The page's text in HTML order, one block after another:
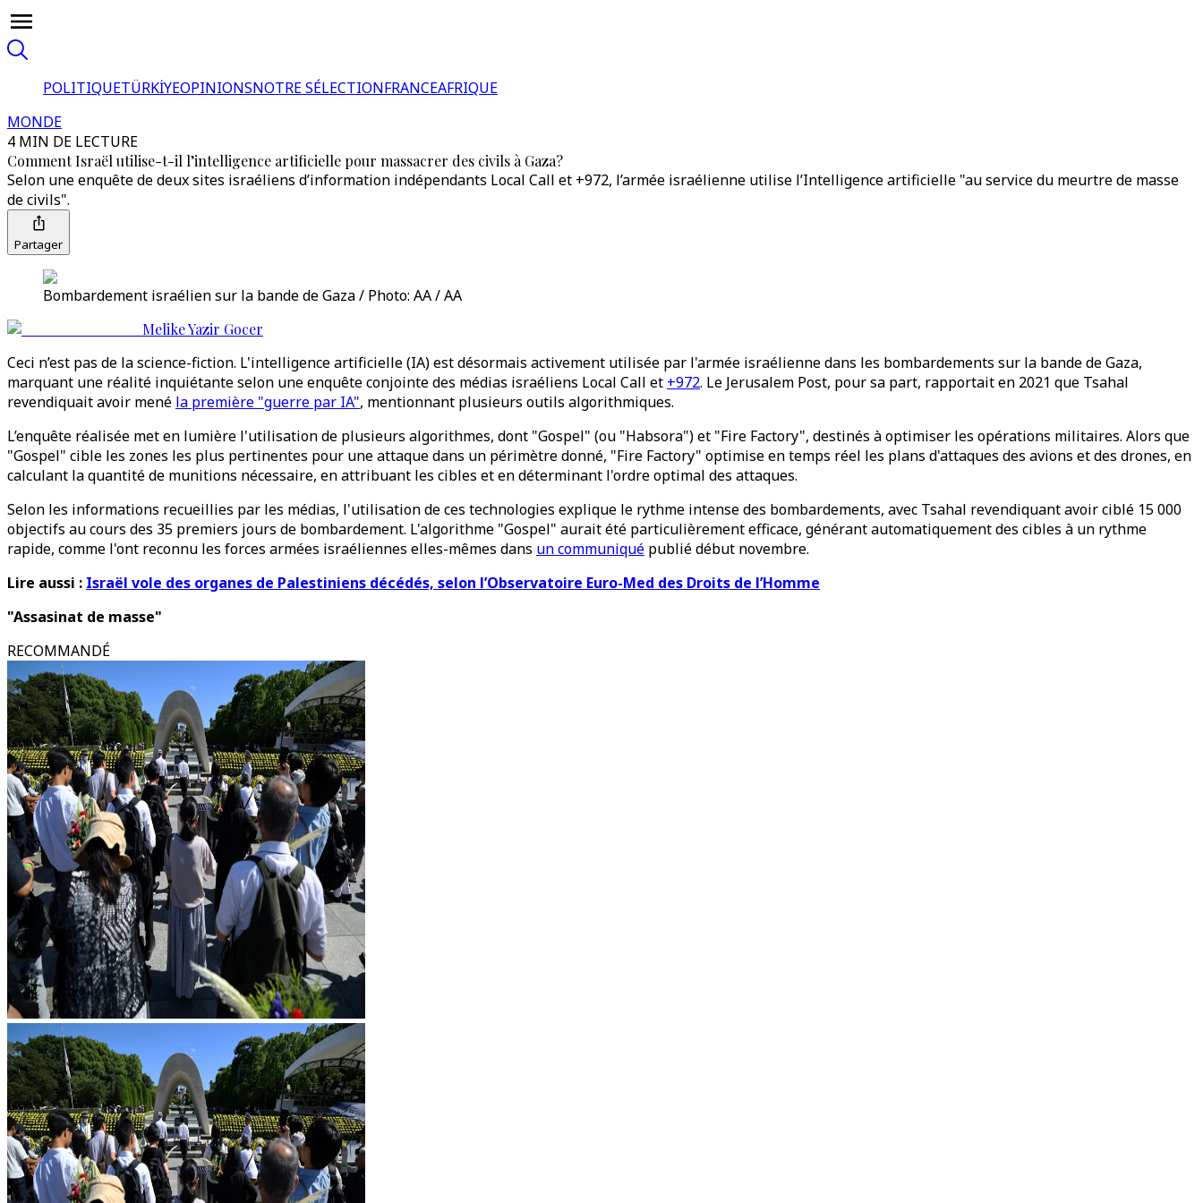
POLITIQUETÜRKİYEOPINIONSNOTRE SÉLECTIONFRANCEAFRIQUE
MONDE
4 MIN DE LECTURE
Comment Israël utilise-t-il l’intelligence artificielle pour massacrer des civils à Gaza?
Selon une enquête de deux sites israéliens d’information indépendants Local Call et +972, l’armée israélienne utilise l’Intelligence artificielle "au service du meurtre de masse
de civils".
Partager
Bombardement israélien sur la bande de Gaza / Photo: AA / AA
Melike Yazir Gocer
Ceci n’est pas de la science-fiction. L'intelligence artificielle (IA) est désormais activement utilisée par l'armée israélienne dans les bombardements sur la bande de Gaza,
marquant une réalité inquiétante selon une enquête conjointe des médias israéliens Local Call et +972. Le Jerusalem Post, pour sa part, rapportait en 2021 que Tsahal
revendiquait avoir mené la première "guerre par IA", mentionnant plusieurs outils algorithmiques.
L’enquête réalisée met en lumière l'utilisation de plusieurs algorithmes, dont "Gospel" (ou "Habsora") et "Fire Factory", destinés à optimiser les opérations militaires. Alors que
"Gospel" cible les zones les plus pertinentes pour une attaque dans un périmètre donné, "Fire Factory" optimise en temps réel les plans d'attaques des avions et des drones, en
calculant la quantité de munitions nécessaire, en attribuant les cibles et en déterminant l'ordre optimal des attaques.
Selon les informations recueillies par les médias, l'utilisation de ces technologies explique le rythme intense des bombardements, avec Tsahal revendiquant avoir ciblé 15 000
objectifs au cours des 35 premiers jours de bombardement. L'algorithme "Gospel" aurait été particulièrement efficace, générant automatiquement des cibles à un rythme
rapide, comme l'ont reconnu les forces armées israéliennes elles-mêmes dans un communiqué publié début novembre.
Lire aussi : Israël vole des organes de Palestiniens décédés, selon l’Observatoire Euro-Med des Droits de l’Homme
"Assasinat de masse"
RECOMMANDÉ